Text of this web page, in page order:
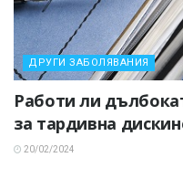
ДРУГИ ЗАБОЛЯВАНИЯ
Работи ли
за тардивна
20/02/2024